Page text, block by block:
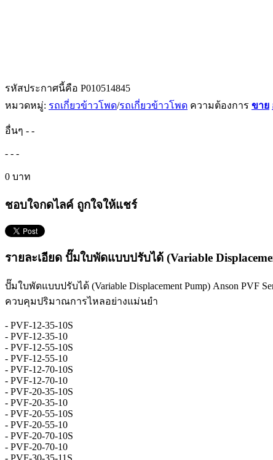
รหัสประกาศนี้คือ P010514845
หมวดหมู่: รถเกี่ยวข้าวโพด/รถเกี่ยวข้าวโพด ความต้องการ ขาย
อื่นๆ - -
- - -
0 บาท
ชอบใจกดไลค์ ถูกใจให้แชร์
รายละเอียด ปั๊มใบพัดแบบปรับได้ (Variable
ปั๊มใบพัดแบบปรับได้ (Variable Displacement Pump) Anson
ควบคุมปริมาณการไหลอย่างแม่นยำ
- PVF-12-35-10S
- PVF-12-35-10
- PVF-12-55-10S
- PVF-12-55-10
- PVF-12-70-10S
- PVF-12-70-10
- PVF-20-35-10S
- PVF-20-35-10
- PVF-20-55-10S
- PVF-20-55-10
- PVF-20-70-10S
- PVF-20-70-10
- PVF-30-35-11S